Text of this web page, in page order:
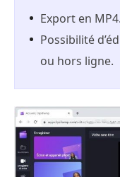
Export en MP4.
Possibilité
ou hors ligne.